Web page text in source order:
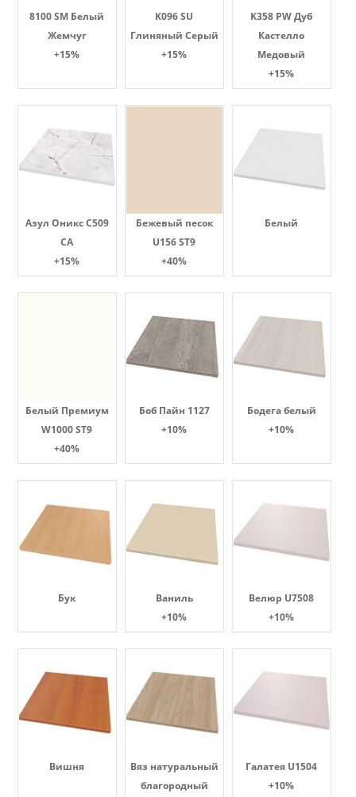
8100 SM Белый
Жемчуг
+15%
K096 SU
Глиняный Серый
+15%
K358 PW Дуб
Кастелло
Медовый
+15%
Азул Оникс С509
СА
+15%
Бежевый песок
U156 ST9
+40%
Белый
Белый Премиум
W1000 ST9
+40%
Боб Пайн 1127
+10%
Бодега белый
+10%
Бук
Ваниль
+10%
Велюр U7508
+10%
Вишня
Вяз натуральный
благородный
Галатея U1504
+10%